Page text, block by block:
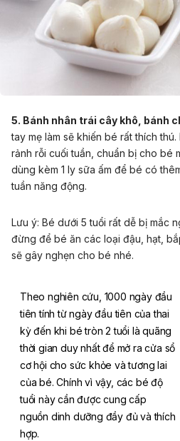
5. Bánh nhân trái cây khô, bánh
tay mẹ làm sẽ khiến bé rất thích
rảnh rỗi cuối tuần, chuẩn bị cho bé
dùng kèm 1 ly sữa ấm để bé có
tuần năng động.
Lưu ý: Bé dưới 5 tuổi rất dễ bị mắc
đừng để bé ăn các loại đậu, hạt,
sẽ gây nghẹn cho bé nhé.
Theo nghiên cứu, 1000 ngày đầu
tiên tính từ ngày đầu tiên của thai
kỳ đến khi bé tròn 2 tuổi là quãng
thời gian duy nhất để mở ra cửa sổ
cơ hội cho sức khỏe và tương lai
của bé. Chính vì vậy, các bé độ
tuổi này cần được cung cấp
nguồn dinh dưỡng đầy đủ và thích
hợp.